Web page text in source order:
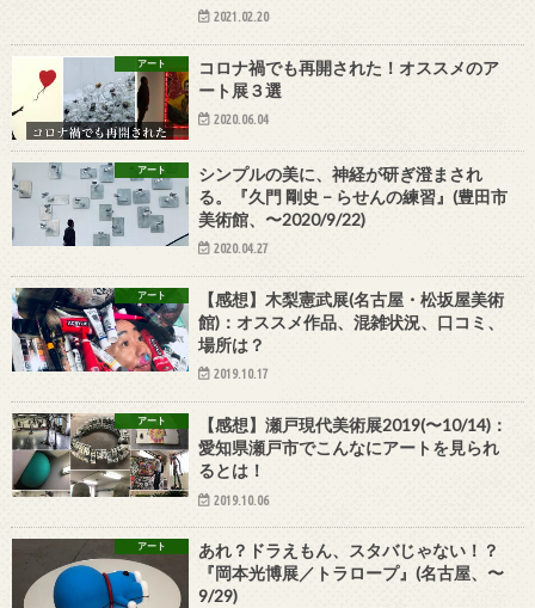
2021.02.20
アート
コロナ禍でも再開された！オススメのア
ート展３選
2020.06.04
アート
シンプルの美に、神経が研ぎ澄まされ
る。『久門 剛史 − らせんの練習』(豊田市
美術館、〜2020/9/22)
2020.04.27
アート
【感想】木梨憲武展(名古屋・松坂屋美術
館)：オススメ作品、混雑状況、口コミ、
場所は？
2019.10.17
アート
【感想】瀬戸現代美術展2019(〜10/14)：
愛知県瀬戸市でこんなにアートを見られ
るとは！
2019.10.06
アート
あれ？ドラえもん、スタバじゃない！？
『岡本光博展／トラロープ』(名古屋、〜
9/29)